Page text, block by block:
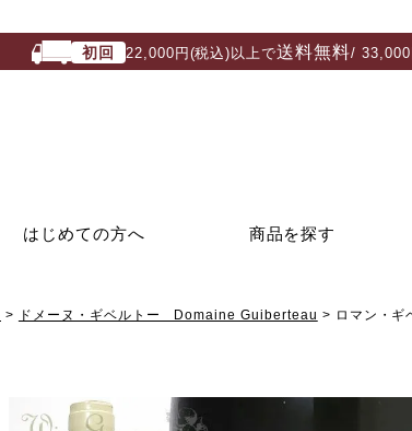
初回 22,000円(税込)以上で送料無料/ 33,000
はじめての方へ 商品を探す
ドメーヌ・ギベルトー Domaine Guiberteau ロマン・